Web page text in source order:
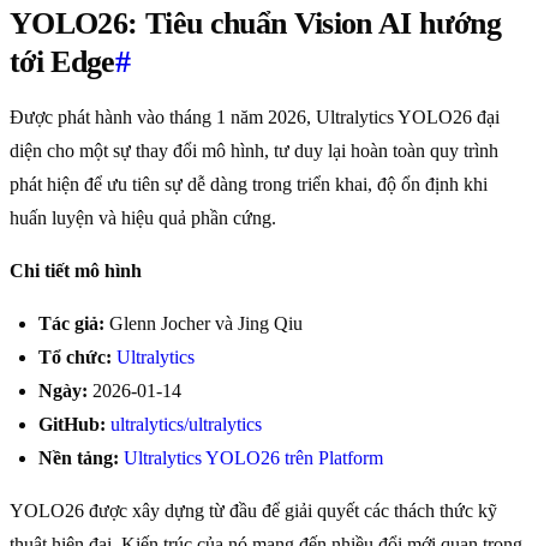
YOLO26: Tiêu chuẩn Vision AI hướng
tới Edge#
Được phát hành vào tháng 1 năm 2026, Ultralytics YOLO26 đại
diện cho một sự thay đổi mô hình, tư duy lại hoàn toàn quy trình
phát hiện để ưu tiên sự dễ dàng trong triển khai, độ ổn định khi
huấn luyện và hiệu quả phần cứng.
Chi tiết mô hình
Tác giả: Glenn Jocher và Jing Qiu
Tổ chức: Ultralytics
Ngày: 2026-01-14
GitHub: ultralytics/ultralytics
Nền tảng: Ultralytics YOLO26 trên Platform
YOLO26 được xây dựng từ đầu để giải quyết các thách thức kỹ